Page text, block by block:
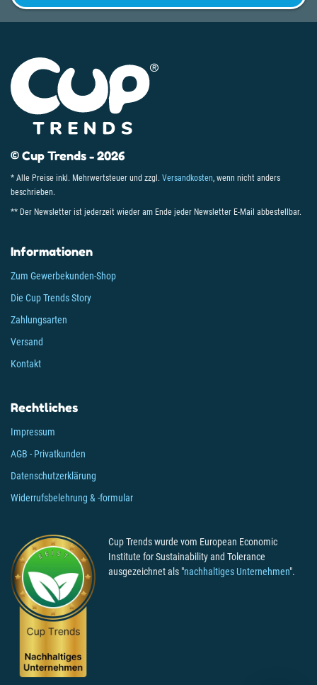
© Cup Trends - 2026
* Alle Preise inkl. Mehrwertsteuer und zzgl. Versandkosten, wenn nicht anders
beschrieben.
** Der Newsletter ist jederzeit wieder am Ende jeder Newsletter E-Mail abbestellbar.
Informationen
Zum Gewerbekunden-Shop
Die Cup Trends Story
Zahlungsarten
Versand
Kontakt
Rechtliches
Impressum
AGB - Privatkunden
Datenschutzerklärung
Widerrufsbelehrung & -formular
Cup Trends wurde vom European Economic
Institute for Sustainability and Tolerance
ausgezeichnet als "nachhaltiges Unternehmen".